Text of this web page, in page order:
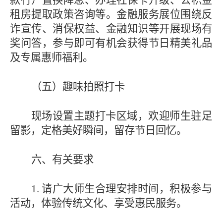
租房提取政策咨询等。金融服务展位围绕反
诈宣传、消保权益、金融知识等开展现场有
奖问答，参与即可有机会获得节日精美礼品
及专属惠师福利。
（五）趣味拍照打卡
现场设置主题打卡区域，欢迎师生驻足
留影，定格美好瞬间，留存节日回忆。
六、有关要求
1. 请广大师生合理安排时间，积极参与
活动，体验传统文化、享受惠民服务。